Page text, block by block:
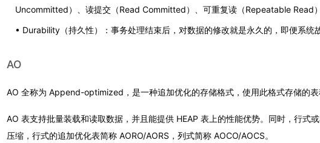
Uncommitted）、读提交（Read Committed）、可重复读（Repeatable Read
Durability（持久性）：事务处理结束后，对数据的修改就是永久的，即便系统
AO
AO 全称为 Append-optimized，是一种追加优化的存储格式，使用此格式存储的表
AO 表支持批量装载和读取数据，并且能提供 HEAP 表上的性能优势。同时，行式
压缩，行式的追加优化表简称 AORO/AORS，列式简称 AOCO/AOCS。